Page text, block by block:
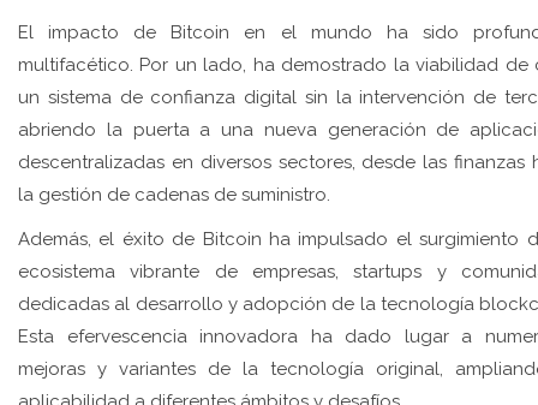
El impacto de Bitcoin en el mundo ha sido
multifacético. Por un lado, ha demostrado la viabilidad de
un sistema de confianza digital sin la intervención de
abriendo la puerta a una nueva generación de
descentralizadas en diversos sectores, desde las finanzas
la gestión de cadenas de suministro.
Además, el éxito de Bitcoin ha impulsado el surgimiento
ecosistema vibrante de empresas, startups y
dedicadas al desarrollo y adopción de la tecnología
Esta efervescencia innovadora ha dado lugar a
mejoras y variantes de la tecnología original,